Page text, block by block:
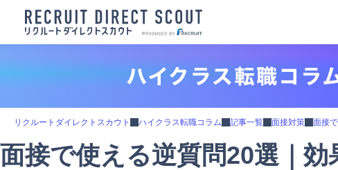
リクルートダイレクトスカウト ハイクラス転職コラム 記事一覧 面接対策 面接
面接で使える逆質問20選｜効